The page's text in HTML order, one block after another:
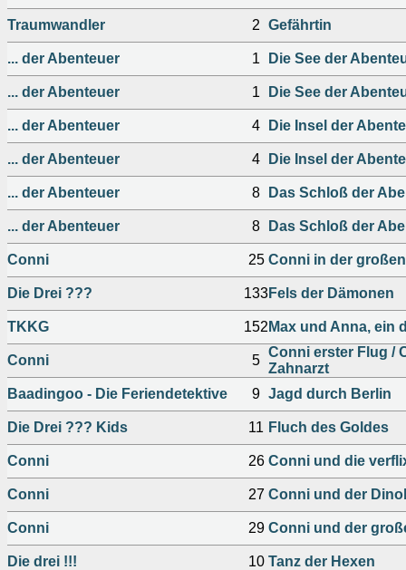
Traumwandler 2 Gefährtin
... der Abenteuer 1 Die See der
... der Abenteuer 1 Die See der
... der Abenteuer 4 Die Insel der
... der Abenteuer 4 Die Insel der
... der Abenteuer 8 Das Schloß der
... der Abenteuer 8 Das Schloß der
Conni 25 Conni in der
Die Drei ??? 133Fels der Dämonen
TKKG 152 Max und Anna, ein
Conni 5
Conni erster Flug /
Zahnarzt
Baadingoo - Die Feriendetektive
9 Jagd durch Berlin
Die Drei ??? Kids 11 Fluch des Goldes
Conni 26 Conni und die
Conni 27 Conni und der
Conni 29 Conni und der
Die drei !!! 10 Tanz der Hexen